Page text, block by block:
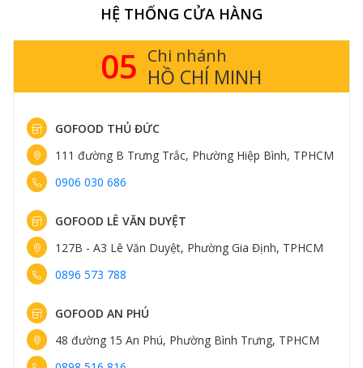
HỆ THỐNG CỬA HÀNG
05 Chi nhánh
HỒ CHÍ MINH
GOFOOD THỦ ĐỨC
111 đường B Trưng Trắc, Phường Hiệp Bình, TPHCM
0906 030 686
GOFOOD LÊ VĂN DUYỆT
127B - A3 Lê Văn Duyệt, Phường Gia Định, TPHCM
0896 573 788
GOFOOD AN PHÚ
48 đường 15 An Phú, Phường Bình Trưng, TPHCM